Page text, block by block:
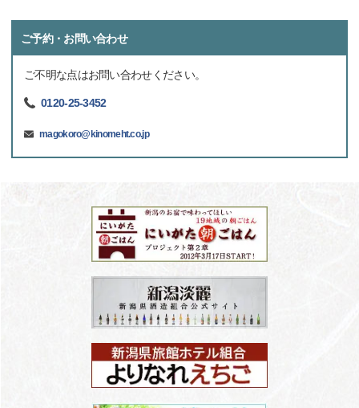
ご予約・お問い合わせ
ご不明な点はお問い合わせください。
0120-25-3452
magokoro@kinomeht.co.jp